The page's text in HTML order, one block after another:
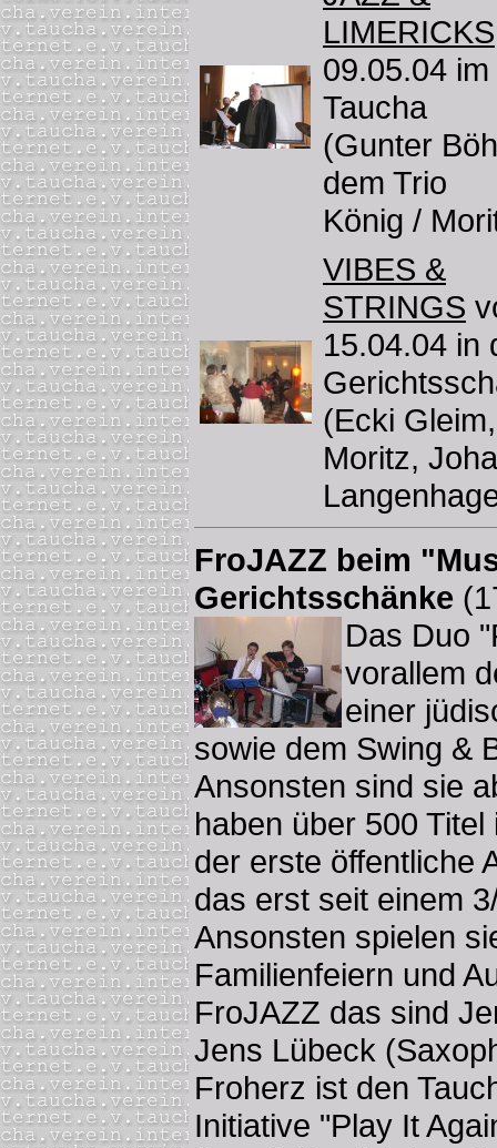
LIMERICKS
09.05.04
Taucha
(Gunter
dem Trio
König /
VIBES &
STRINGS
15.04.04 in
(Ecki
Moritz,
FroJAZZ beim
Gerichtsschänke
Das Duo
vorallem
einer
sowie dem Swing &
Ansonsten sind sie
haben über 500
der erste öffentliche
das erst seit einem
Ansonsten spielen
Familienfeiern und
FroJAZZ das sind
Jens Lübeck
Froherz ist den
Initiative "Play It